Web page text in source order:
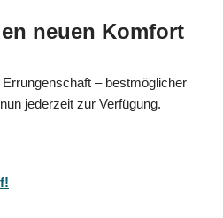
neuen Komfort
– bestmöglicher
jederzeit zur Verfügung.